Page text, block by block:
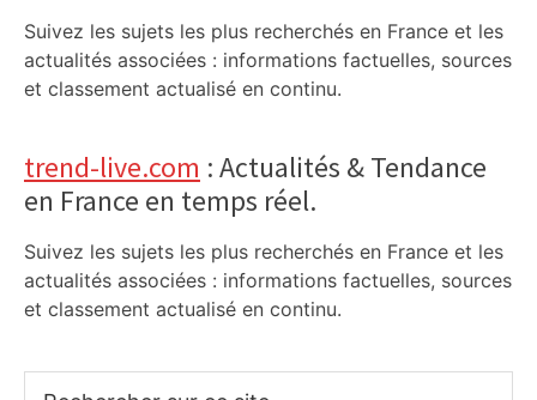
Suivez les sujets les plus recherchés en France et les
actualités associées : informations factuelles, sources
et classement actualisé en continu.
trend-live.com : Actualités & Tendance
en France en temps réel.
Suivez les sujets les plus recherchés en France et les
actualités associées : informations factuelles, sources
et classement actualisé en continu.